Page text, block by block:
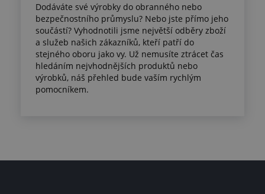
Dodáváte své výrobky do obranného nebo
bezpečnostního průmyslu? Nebo jste přímo jeho
součástí? Vyhodnotili jsme největší odběry zboží
a služeb našich zákazníků, kteří patří do
stejného oboru jako vy. Už nemusíte ztrácet čas
hledáním nejvhodnějších produktů nebo
výrobků, náš přehled bude vaším rychlým
pomocníkem.